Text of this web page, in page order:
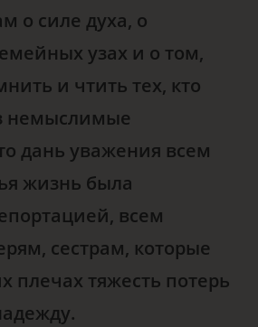
о силе духа, о
узах и о том,
и чтить тех, кто
немыслимые
дань уважения всем
жизнь была
всем
сестрам, которые
плечах тяжесть потерь